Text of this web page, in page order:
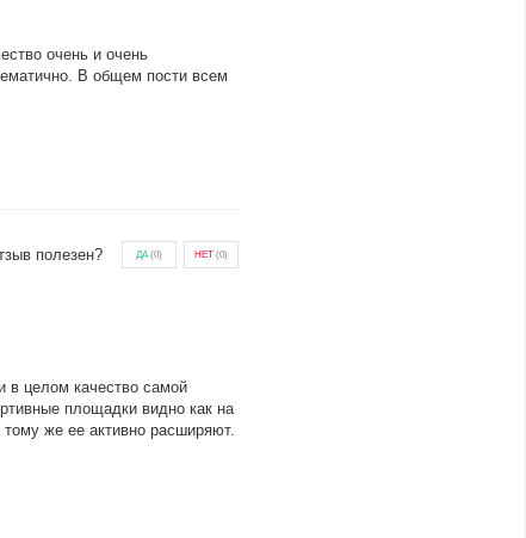
очень и очень
В общем пости всем
полезен? ДА(0) НЕТ (0)
в целом качество самой
площадки видно как на
же ее активно расширяют.